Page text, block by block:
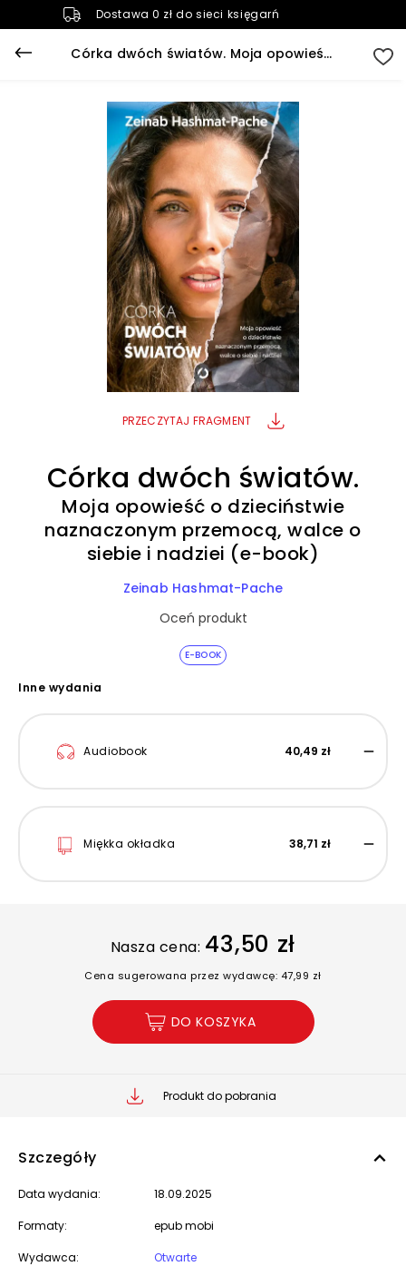
Dostawa 0 zł do sieci księgarń
Córka dwóch światów. Moja opowieść o dzieciństwie naznaczonym przemocą, walce o siebie i nadziei (e-book)
PRZECZYTAJ FRAGMENT
E-BOOK
Córka dwóch światów.
Moja opowieść o dzieciństwie
naznaczonym przemocą, walce o
siebie i nadziei (e-book)
Zeinab Hashmat-Pache
Oceń produkt
Inne wydania
Audiobook 40,49 zł
Miękka okładka 38,71 zł
Nasza cena: 43,50 zł
Cena sugerowana przez wydawcę: 47,99 zł
DO KOSZYKA
Produkt do pobrania
Szczegóły
Data wydania: 18.09.2025
Formaty: epub mobi
Wydawca:
Otwarte